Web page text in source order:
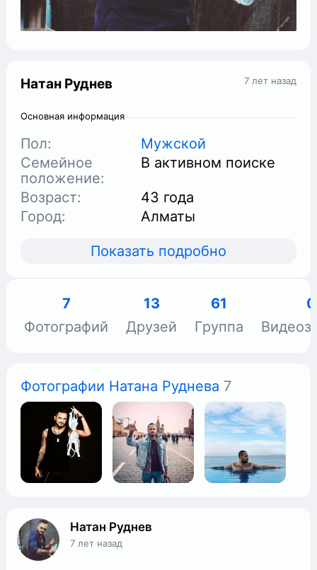
7 лет назад
Натан Руднев
Основная информация
Пол:
Мужской
Семейное
положение:
В активном поиске
Возраст:
43 года
Город:
Алматы
Показать подробно
7
Фотографий
13
Друзей
61
Группа
0
Фотографии Натана Руднева 7
Натан Руднев
7 лет назад